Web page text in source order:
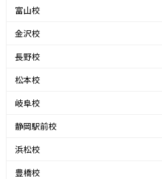
富山校
金沢校
長野校
松本校
岐阜校
静岡駅前校
浜松校
豊橋校